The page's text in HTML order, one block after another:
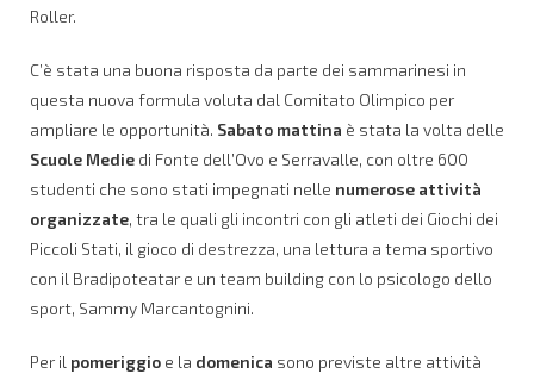
Roller.
C’è stata una buona risposta da parte dei sammarinesi in
questa nuova formula voluta dal Comitato Olimpico per
ampliare le opportunità. Sabato mattina è stata la volta delle
Scuole Medie di Fonte dell’Ovo e Serravalle, con oltre 600
studenti che sono stati impegnati nelle numerose attività
organizzate, tra le quali gli incontri con gli atleti dei Giochi dei
Piccoli Stati, il gioco di destrezza, una lettura a tema sportivo
con il Bradipoteatar e un team building con lo psicologo dello
sport, Sammy Marcantognini.
Per il pomeriggio e la domenica sono previste altre attività